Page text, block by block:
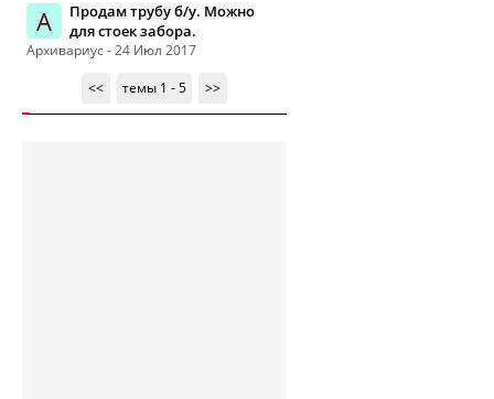
А
Продам трубу б/у. Можно
для стоек забора.
Архивариус - 24 Июл 2017
<<
темы 1 - 5 >>